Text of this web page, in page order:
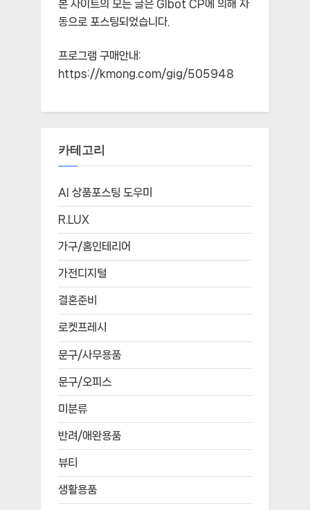
본 사이트의 모든 글은 Glbot CP에 의해 자
동으로 포스팅되었습니다.
프로그램 구매안내:
https://kmong.com/gig/505948
카테고리
AI 상품포스팅 도우미
R.LUX
가구/홈인테리어
가전디지털
결혼준비
로켓프레시
문구/사무용품
문구/오피스
미분류
반려/애완용품
뷰티
생활용품